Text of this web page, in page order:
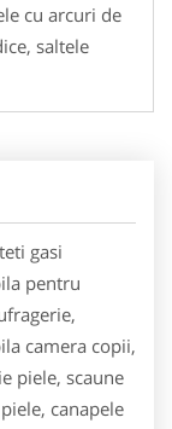
cu arcuri de
saltele
gasi
pentru
camera copii,
piele, scaune
canapele